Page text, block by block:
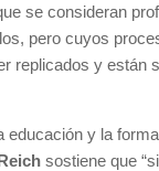
se consideran
pero cuyos
replicados y están
educación y la
sostiene que